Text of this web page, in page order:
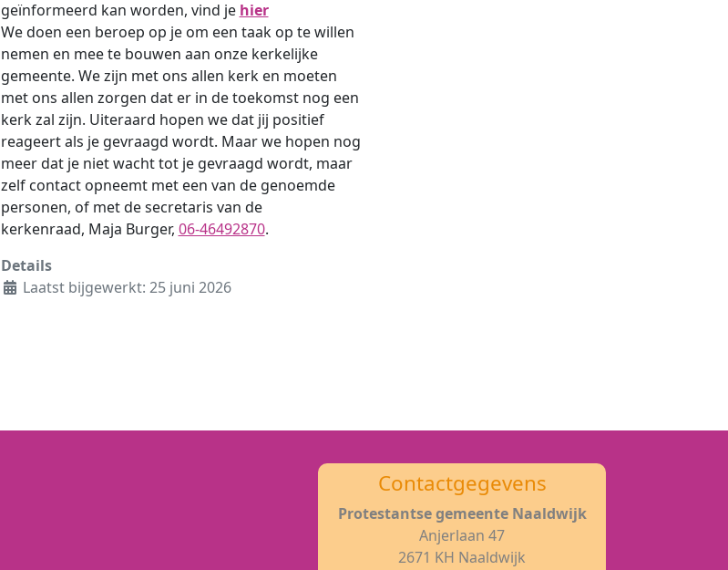
geïnformeerd kan worden, vind je hier
We doen een beroep op je om een taak op te willen
nemen en mee te bouwen aan onze kerkelijke
gemeente. We zijn met ons allen kerk en moeten
met ons allen zorgen dat er in de toekomst nog een
kerk zal zijn. Uiteraard hopen we dat jij positief
reageert als je gevraagd wordt. Maar we hopen nog
meer dat je niet wacht tot je gevraagd wordt, maar
zelf contact opneemt met een van de genoemde
personen, of met de secretaris van de
kerkenraad, Maja Burger, 06-46492870.
Details
Laatst bijgewerkt: 25 juni 2026
Contactgegevens
Protestantse gemeente Naaldwijk
Anjerlaan 47
2671 KH Naaldwijk